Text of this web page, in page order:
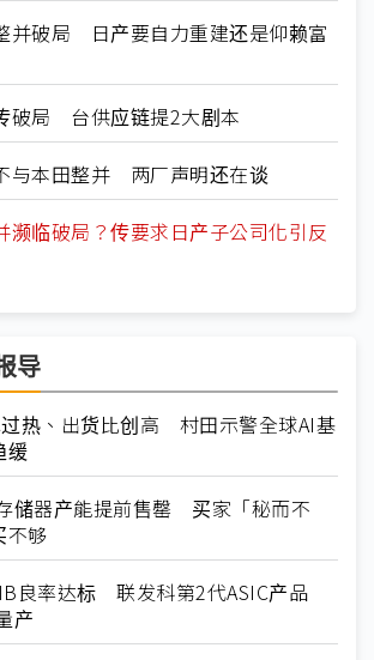
并破局 日产要自力重建还是仰赖富
破局 台供应链提2大剧本
与本田整并 两厂声明还在谈
濒临破局？传要求日产子公司化引反
导
过热、出货比创高 村田示警全球AI基
缓
储器产能提前售罄 买家「秘而不
不够
良率达标 联发科第2代ASIC产品
产